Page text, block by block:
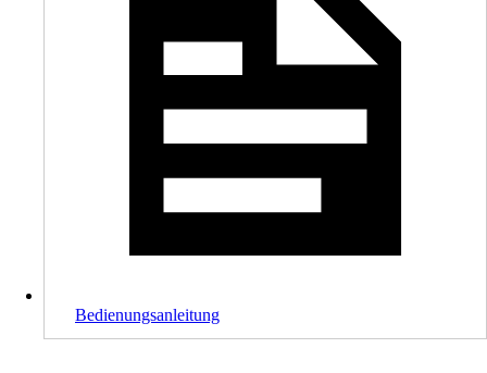
Bedienungsanleitung